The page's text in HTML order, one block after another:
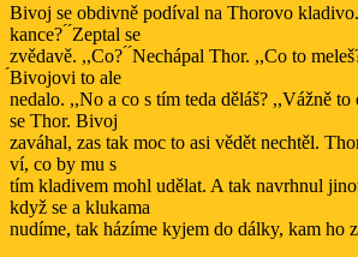
Bivoj se obdivně podíval na Thorovo
kance? ́ ́Zeptal se
zvědavě. ,,Co? ́ ́Nechápal Thor. ,,Co to
́Bivojovi to ale
nedalo. ,,No a co s tím teda děláš? ,,Vážně to
se Thor. Bivoj
zaváhal, zas tak moc to asi vědět nechtěl.
ví, co by mu s
tím kladivem mohl udělat. A tak navrhnul
když se a klukama
nudíme, tak házíme kyjem do dálky, kam ho